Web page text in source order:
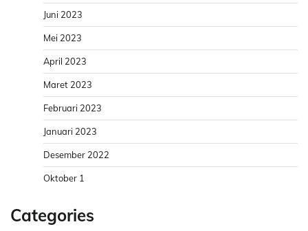
Juni 2023
Mei 2023
April 2023
Maret 2023
Februari 2023
Januari 2023
Desember 2022
Oktober 1
Categories